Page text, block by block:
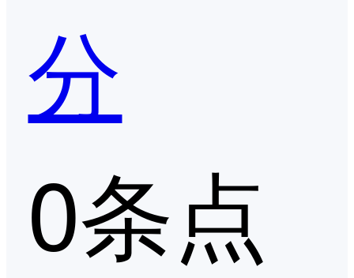
分
0条点